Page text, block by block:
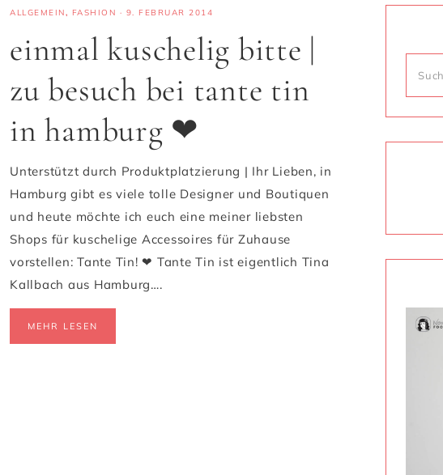
ALLGEMEIN, FASHION · 9. FEBRUAR 2014
einmal kuschelig bitte |
zu besuch bei tante tin
in hamburg ❤
Unterstützt durch Produktplatzierung | Ihr Lieben, in
Hamburg gibt es viele tolle Designer und Boutiquen
und heute möchte ich euch eine meiner liebsten
Shops für kuschelige Accessoires für Zuhause
vorstellen: Tante Tin! ❤ Tante Tin ist eigentlich Tina
Kallbach aus Hamburg….
MEHR LESEN